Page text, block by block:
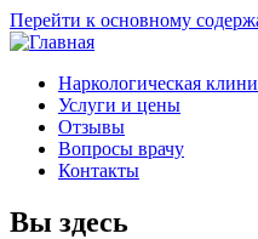
Перейти к основному
Наркологическая
Услуги и цены
Отзывы
Вопросы врачу
Контакты
Вы здесь